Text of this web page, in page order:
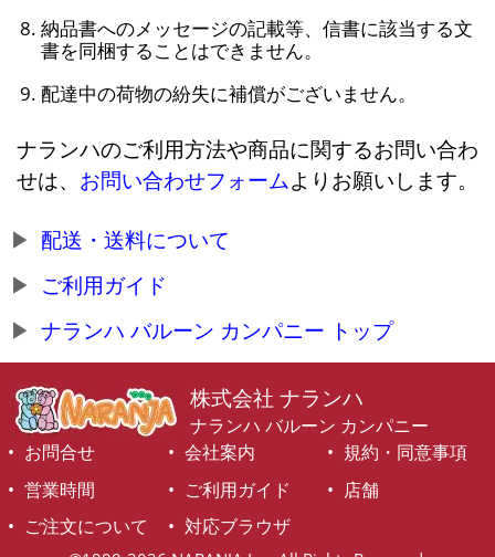
納品書へのメッセージの記載等、信書に該当する文
書を同梱することはできません。
配達中の荷物の紛失に補償がございません。
ナランハのご利用方法や商品に関するお問い合わ
せは、 お問い合わせフォームよりお願いします。
配送・送料について
ご利用ガイド
ナランハ バルーン カンパニー トップ
株式会社 ナランハ
ナランハ バルーン カンパニー
お問合せ
会社案内
規約・同意事項
営業時間
ご利用ガイド
店舗
ご注文について
対応ブラウザ